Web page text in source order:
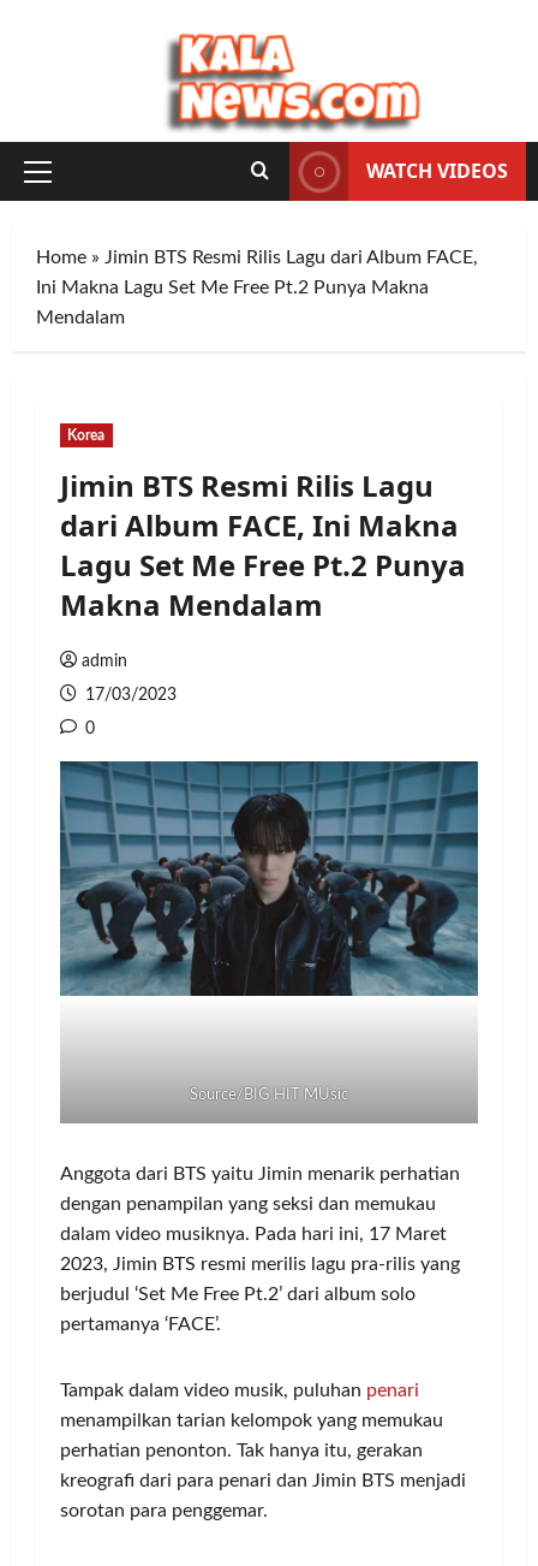
Primary
WATCH VIDEOS
Home » Jimin BTS Resmi Rilis Lagu dari Album FACE,
Ini Makna Lagu Set Me Free Pt.2 Punya Makna
Mendalam
Korea
Jimin BTS Resmi Rilis Lagu
dari Album FACE, Ini Makna
Lagu Set Me Free Pt.2 Punya
Makna Mendalam
admin
17/03/2023
0
Source/BIG HIT MUsic
Anggota dari BTS yaitu Jimin menarik perhatian
dengan penampilan yang seksi dan memukau
dalam video musiknya. Pada hari ini, 17 Maret
2023, Jimin BTS resmi merilis lagu pra-rilis yang
berjudul ‘Set Me Free Pt.2’ dari album solo
pertamanya ‘FACE’.
Tampak dalam video musik, puluhan penari
menampilkan tarian kelompok yang memukau
perhatian penonton. Tak hanya itu, gerakan
kreografi dari para penari dan Jimin BTS menjadi
sorotan para penggemar.